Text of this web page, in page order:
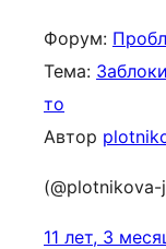
Форум:
Тема:
то
Автор
(@plotnikova-
11 лет, 3